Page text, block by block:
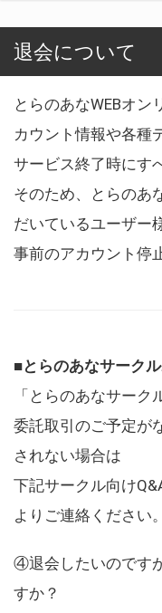
退会について
とらのあなWEBオ
カウント情報や各種
サービス終了時にす
そのため、とらのあ
だいているユーザー
事前のアカウント停
■とらのあなサーク
「とらのあなサー
委託取引のご予定が
されない場合は
下記サークル向け
よりご連絡ください。
④退会したいのです
すか？